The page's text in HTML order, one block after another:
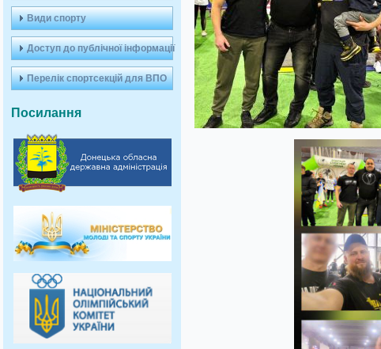
Види спорту
Доступ до публічної інформації
Перелік спортсекцій для ВПО
Посилання